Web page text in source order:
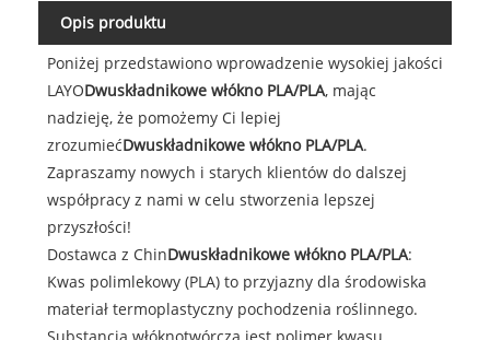
Opis produktu
Poniżej przedstawiono wprowadzenie wysokiej jakości
LAYODwuskładnikowe włókno PLA/PLA, mając
nadzieję, że pomożemy Ci lepiej
zrozumiećDwuskładnikowe włókno PLA/PLA.
Zapraszamy nowych i starych klientów do dalszej
współpracy z nami w celu stworzenia lepszej
przyszłości!
Dostawca z ChinDwuskładnikowe włókno PLA/PLA:
Kwas polimlekowy (PLA) to przyjazny dla środowiska
materiał termoplastyczny pochodzenia roślinnego.